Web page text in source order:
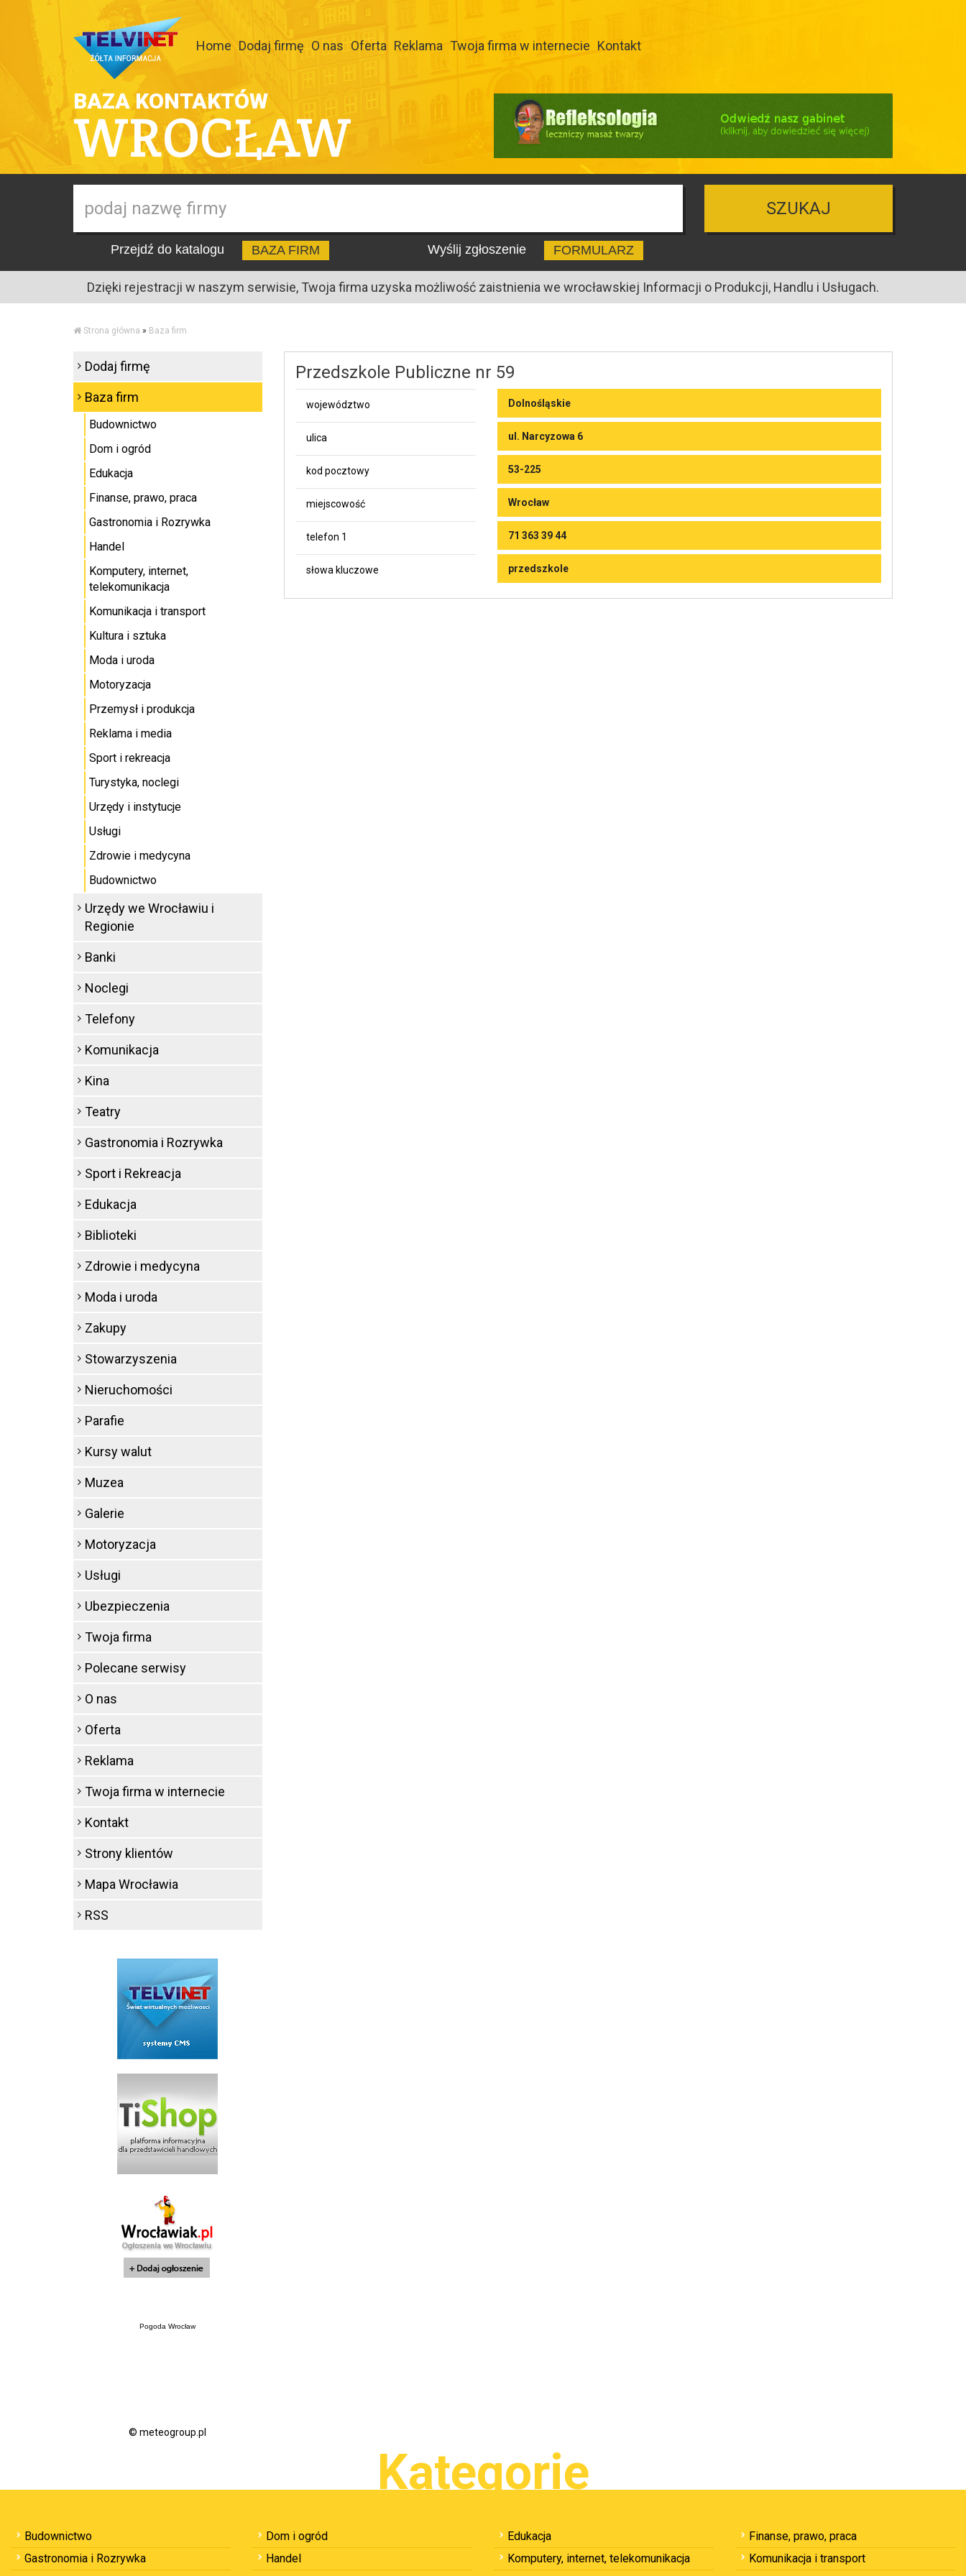
Home Dodaj firmę O nas Oferta Reklama Twoja firma w internecie Kontakt
BAZA KONTAKTÓW
WROCŁAW
SZUKAJ
Przejdź do katalogu BAZA FIRM Wyślij zgłoszenie FORMULARZ
Dzięki rejestracji w naszym serwisie, Twoja firma uzyska możliwość zaistnienia we wrocławskiej Informacji o Produkcji, Handlu i Usługach.
Strona główna » Baza firm
Przedszkole Publiczne nr 59
województwo Dolnośląskie
ulica ul. Narcyzowa 6
kod pocztowy 53-225
miejscowość Wrocław
telefon 1 71 363 39 44
słowa kluczowe przedszkole
Dodaj firmę
Baza firm
Budownictwo
Dom i ogród
Edukacja
Finanse, prawo, praca
Gastronomia i Rozrywka
Handel
Komputery, internet,
telekomunikacja
Komunikacja i transport
Kultura i sztuka
Moda i uroda
Motoryzacja
Przemysł i produkcja
Reklama i media
Sport i rekreacja
Turystyka, noclegi
Urzędy i instytucje
Usługi
Zdrowie i medycyna
Budownictwo
Urzędy we Wrocławiu i
Regionie
Banki
Noclegi
Telefony
Komunikacja
Kina
Teatry
Gastronomia i Rozrywka
Sport i Rekreacja
Edukacja
Biblioteki
Zdrowie i medycyna
Moda i uroda
Zakupy
Stowarzyszenia
Nieruchomości
Parafie
Kursy walut
Muzea
Galerie
Motoryzacja
Usługi
Ubezpieczenia
Twoja firma
Polecane serwisy
O nas
Oferta
Reklama
Twoja firma w internecie
Kontakt
Strony klientów
Mapa Wrocławia
RSS
Pogoda Wrocław
© meteogroup.pl
Kategorie
Budownictwo Dom i ogród Edukacja
Finanse, prawo, praca
Gastronomia i Rozrywka
Handel Komputery, internet, telekomunikacja
Komunikacja i transport